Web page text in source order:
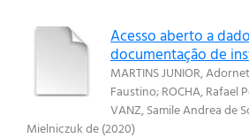
Acesso aberto a
documentação de
MARTINS JUNIOR,
Faustino;ROCHA, Rafael
VANZ, Samile Andrea de
Mielniczuk de(2020)